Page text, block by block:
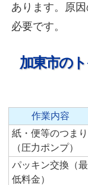
あります。原
必要です。
加東市の
作業内容
紙・便等のつまり
（圧力ポンプ）
パッキン交換（最
低料金）